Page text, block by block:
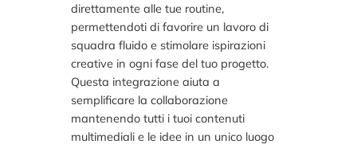
direttamente alle tue routine,
permettendoti di favorire un lavoro di
squadra fluido e stimolare ispirazioni
creative in ogni fase del tuo progetto.
Questa integrazione aiuta a
semplificare la collaborazione
mantenendo tutti i tuoi contenuti
multimediali e le idee in un unico luogo